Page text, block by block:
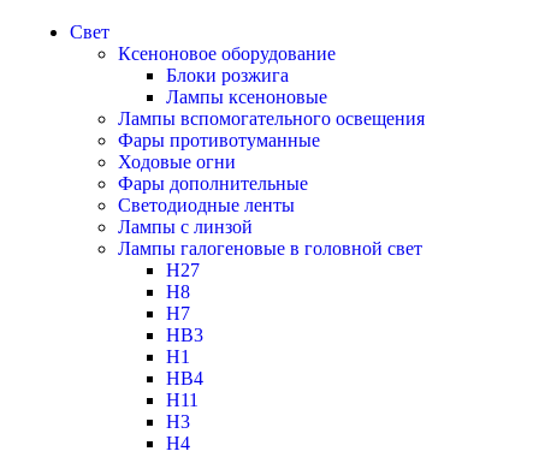
Свет
Ксеноновое оборудование
Блоки розжига
Лампы ксеноновые
Лампы вспомогательного освещения
Фары противотуманные
Ходовые огни
Фары дополнительные
Светодиодные ленты
Лампы с линзой
Лампы галогеновые в головной свет
H27
H8
H7
HB3
H1
HB4
H11
H3
H4